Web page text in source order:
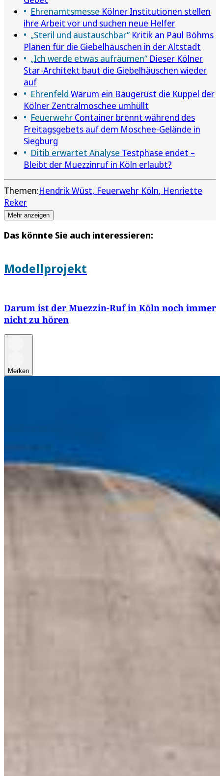
Ehrenamtsmesse Kölner Institutionen stellen
ihre Arbeit vor und suchen neue Helfer
„Steril und austauschbar“ Kritik an Paul Böhms
Plänen für die Giebelhäuschen in der Altstadt
„Ich werde etwas aufräumen“ Dieser Kölner
Star-Architekt baut die Giebelhäuschen wieder
auf
Ehrenfeld Warum ein Baugerüst die Kuppel der
Kölner Zentralmoschee umhüllt
Feuerwehr Container brennt während des
Freitagsgebets auf dem Moschee-Gelände in
Siegburg
Ditib erwartet Analyse Testphase endet –
Bleibt der Muezzinruf in Köln erlaubt?
Themen:Hendrik Wüst Feuerwehr Köln Henriette
Reker
Mehr anzeigen
Das könnte Sie auch interessieren:
Modellprojekt
Darum ist der Muezzin-Ruf in Köln noch immer
nicht zu hören
Merken